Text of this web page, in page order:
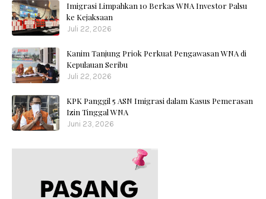
Imigrasi Limpahkan 10 Berkas WNA Investor Palsu
ke Kejaksaan
Juli 22, 2026
Kanim Tanjung Priok Perkuat Pengawasan WNA di
Kepulauan Seribu
Juli 22, 2026
KPK Panggil 5 ASN Imigrasi dalam Kasus Pemerasan
Izin Tinggal WNA
Juni 23, 2026